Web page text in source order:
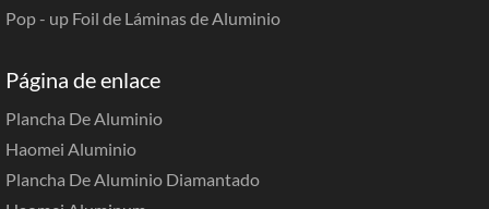
Pop - up Foil de Láminas de Aluminio
Página de enlace
Plancha De Aluminio
Haomei Aluminio
Plancha De Aluminio Diamantado